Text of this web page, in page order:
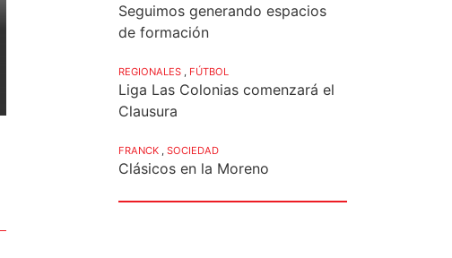
Seguimos generando espacios
de formación
REGIONALES FÚTBOL
Liga Las Colonias comenzará el
Clausura
FRANCK SOCIEDAD
Clásicos en la Moreno